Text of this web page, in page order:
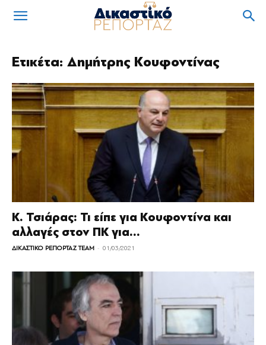
Ετικέτα: Δημήτρης Κουφοντίνας
Κ. Τσιάρας: Τι είπε για Κουφοντίνα και
αλλαγές στον ΠΚ για...
ΔΙΚΑΣΤΙΚΟ ΡΕΠΟΡΤΑΖ TEAM - 01/03/2021